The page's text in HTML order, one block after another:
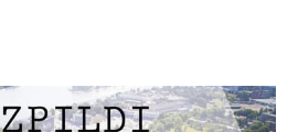
vadības asistents)
ir kompānijas apmaksātas,
garas